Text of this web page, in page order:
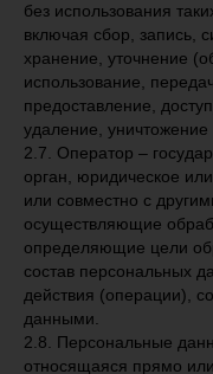
без использования
включая сбор, запись,
хранение, уточнение
использование,
предоставление,
удаление,
2.7. Оператор –
орган, юридическое
или совместно с
осуществляющие
определяющие цели
состав персональных
действия (операции),
данными.
2.8. Персональные
относящаяся прямо